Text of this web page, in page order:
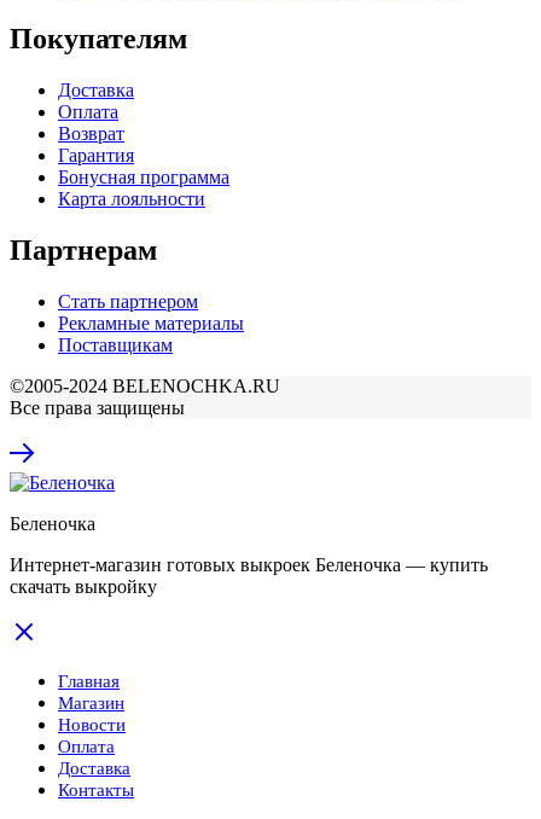
Покупателям
Доставка
Оплата
Возврат
Гарантия
Бонусная программа
Карта лояльности
Партнерам
Стать партнером
Рекламные материалы
Поставщикам
©2005-2024 BELENOCHKA.RU
Все права защищены
Беленочка
Интернет-магазин готовых выкроек Беленочка — купить
скачать выкройку
Главная
Магазин
Новости
Оплата
Доставка
Контакты